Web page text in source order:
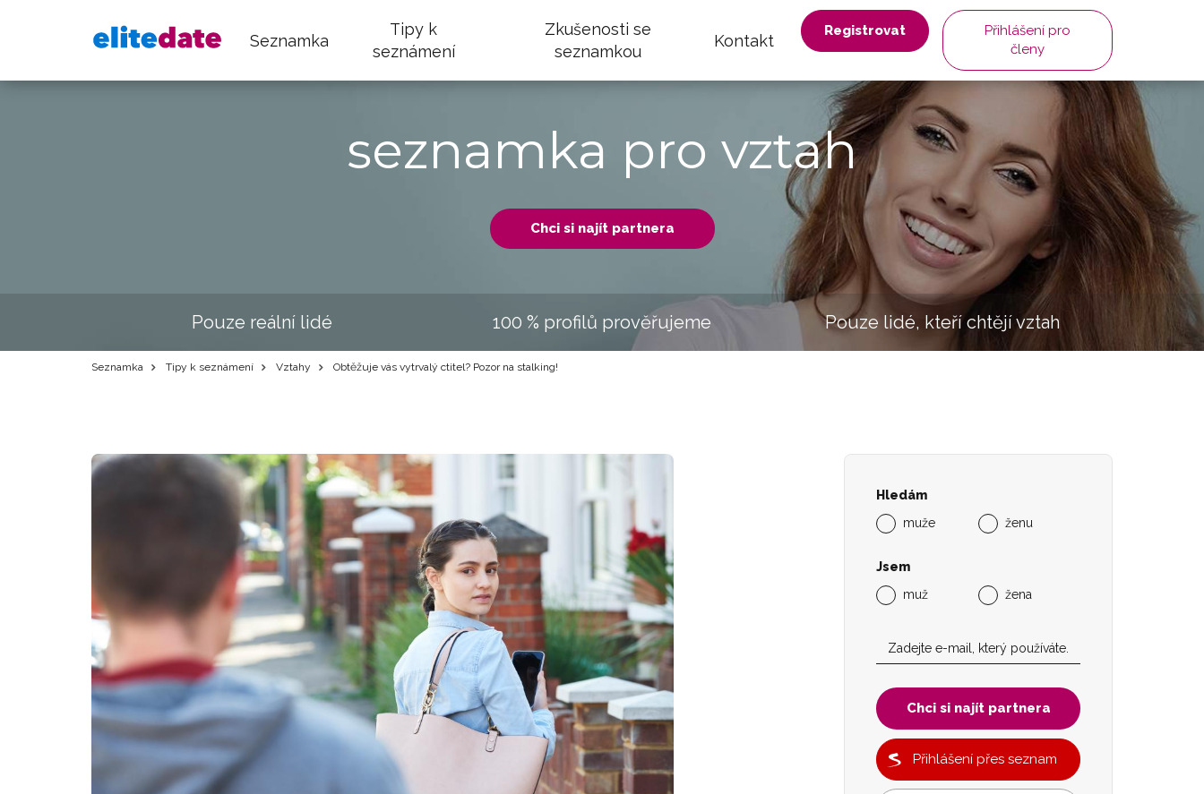
Seznamka
Tipy k
seznámení
Zkušenosti se
seznamkou
Kontakt
Registrovat
Přihlášení pro
členy
seznamka pro vztah
Chci si najít partnera
Pouze reální lidé 100 % profilů prověřujeme Pouze lidé, kteří chtějí vztah
Seznamka Tipy k seznámení Vztahy Obtěžuje vás vytrvalý ctitel? Pozor na stalking!
Hledám
muže
ženu
Jsem
muž
žena
Chci si najít partnera
Přihlášení přes seznam